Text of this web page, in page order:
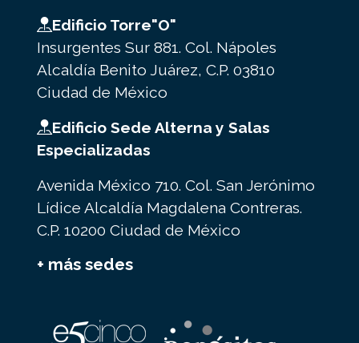
Edificio Torre"O"
Insurgentes Sur 881. Col. Nápoles
Alcaldía Benito Juárez, C.P. 03810
Ciudad de México
Edificio Sede Alterna y Salas
Especializadas
Avenida México 710. Col. San Jerónimo
Lídice Alcaldía Magdalena Contreras.
C.P. 10200 Ciudad de México
+ más sedes